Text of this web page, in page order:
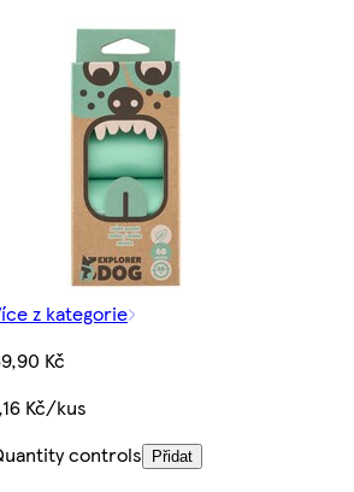
z kategorie
Kč
Kč/kus
controls
Přidat